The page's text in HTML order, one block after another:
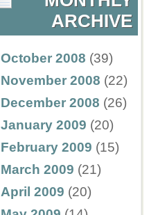
ARCHIVE
October 2008 (39)
November 2008 (22)
December 2008 (26)
January 2009 (20)
February 2009 (15)
March 2009 (21)
April 2009 (20)